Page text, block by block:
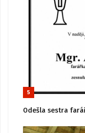
5
Odešla sestra